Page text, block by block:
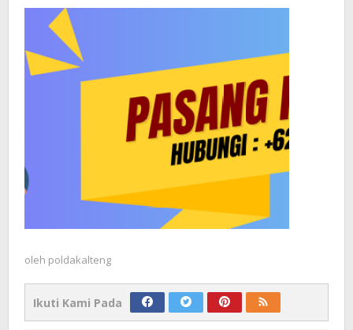
oleh poldakalteng
Ikuti Kami Pada